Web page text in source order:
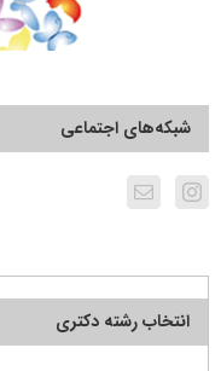
شبکه‌های اجتماعی
انتخاب رشته دکتری